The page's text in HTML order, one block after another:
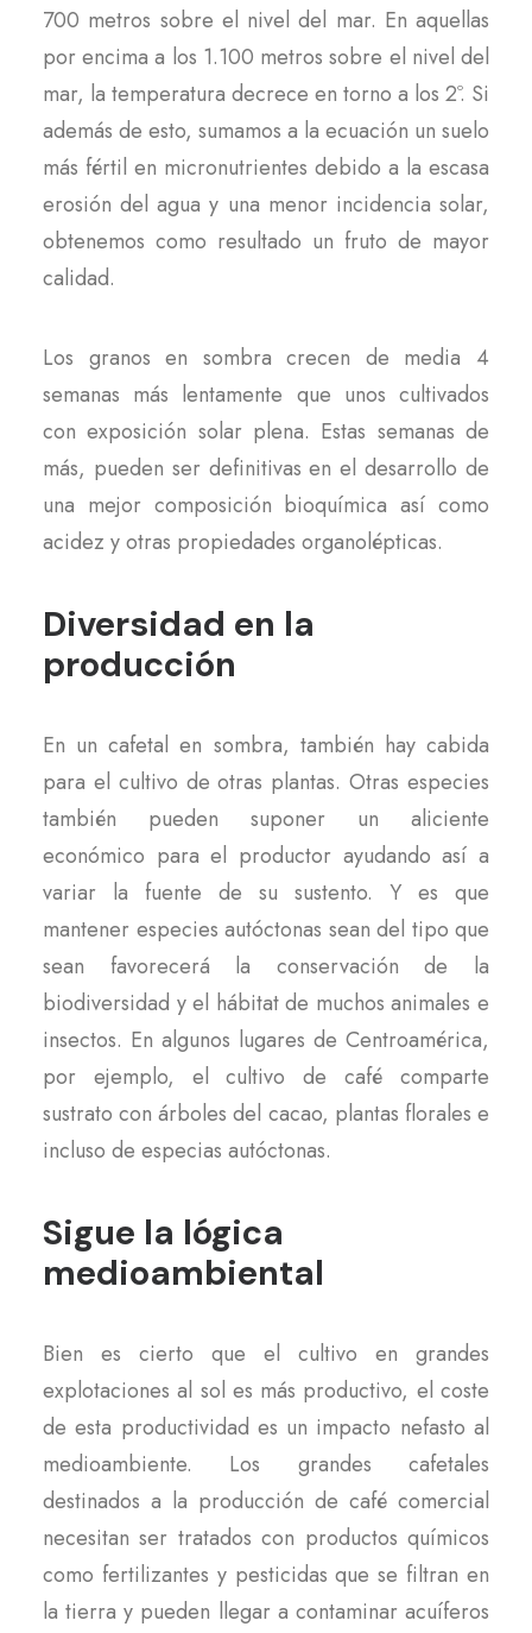
700 metros sobre el nivel del mar. En aquellas
por encima a los 1.100 metros sobre el nivel del
mar, la temperatura decrece en torno a los 2º. Si
además de esto, sumamos a la ecuación un suelo
más fértil en micronutrientes debido a la escasa
erosión del agua y una menor incidencia solar,
obtenemos como resultado un fruto de mayor
calidad.
Los granos en sombra crecen de media 4
semanas más lentamente que unos cultivados
con exposición solar plena. Estas semanas de
más, pueden ser definitivas en el desarrollo de
una mejor composición bioquímica así como
acidez y otras propiedades organolépticas.
Diversidad en la
producción
En un cafetal en sombra, también hay cabida
para el cultivo de otras plantas. Otras especies
también pueden suponer un aliciente
económico para el productor ayudando así a
variar la fuente de su sustento. Y es que
mantener especies autóctonas sean del tipo que
sean favorecerá la conservación de la
biodiversidad y el hábitat de muchos animales e
insectos. En algunos lugares de Centroamérica,
por ejemplo, el cultivo de café comparte
sustrato con árboles del cacao, plantas florales e
incluso de especias autóctonas.
Sigue la lógica
medioambiental
Bien es cierto que el cultivo en grandes
explotaciones al sol es más productivo, el coste
de esta productividad es un impacto nefasto al
medioambiente. Los grandes cafetales
destinados a la producción de café comercial
necesitan ser tratados con productos químicos
como fertilizantes y pesticidas que se filtran en
la tierra y pueden llegar a contaminar acuíferos